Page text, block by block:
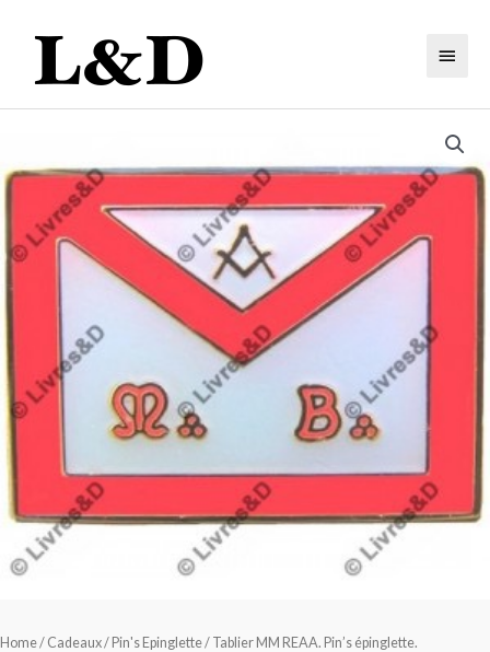
Home/ Cadeaux/ Pin's Epinglette/ Tablier MM REAA. Pin’s épinglette.